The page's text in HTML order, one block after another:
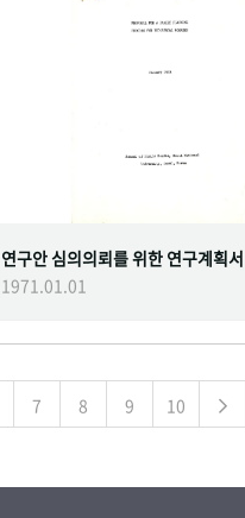
연구안 심의의뢰를 위한 연구계획서
1971.01.01
7 8 9 10